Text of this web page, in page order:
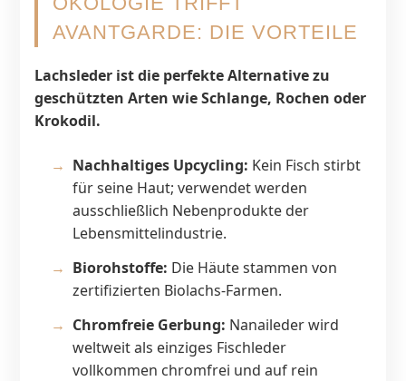
AVANTGARDE: DIE VORTEILE
Lachsleder ist die perfekte Alternative zu
geschützten Arten wie Schlange, Rochen oder
Krokodil.
Nachhaltiges Upcycling: Kein Fisch stirbt
für seine Haut; verwendet werden
ausschließlich Nebenprodukte der
Lebensmittelindustrie.
Biorohstoffe: Die Häute stammen von
zertifizierten Biolachs-Farmen.
Chromfreie Gerbung: Nanaileder wird
weltweit als einziges Fischleder
vollkommen chromfrei und auf rein